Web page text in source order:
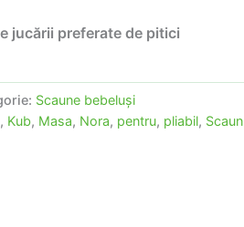
jucării preferate de pitici
Scaune bebeluşi
, Kub, Masa, Nora, pentru, pliabil, Scaun